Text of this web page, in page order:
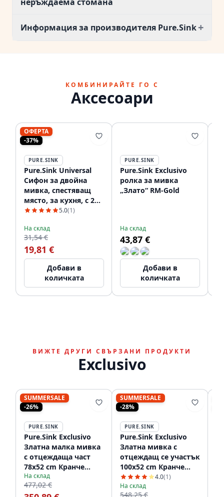
Информация за производителя Pure.Sink+
КОМБИНИРАЙТЕ ГО С
Аксесоари
ОФЕРТА
-37%
PURE.SINK
Pure.Sink Universal
Сифон за двойна
мивка, спестяващ
място, за кухня, с 2
връзки за
WSTDSI-32
5.0(1)
На склад
31,54 €
19,81 €
Добави в
количката
PURE.SINK
Pure.Sink Exclusivo
ролка за мивка
„Злато“ RM-Gold
На склад
43,87 €
Добави в
количката
ВИЖТЕ ДРУГИ СВЪРЗАНИ ПРОДУКТИ
Exclusivo
SUMMERSALE
-26%
PURE.SINK
Pure.Sink Exclusivo
Златна малка мивка
с отцеждаща част
78x52 cm Кранче
отляво PEX3478LT-60
На склад
477,02 €
SUMMERSALE
-28%
PURE.SINK
Pure.Sink Exclusivo
Златна мивка с
отцеждащ се участък
100x52 cm Кранче
вдясно PEX47100RT-60
4.0(1)
На склад
548,25 €